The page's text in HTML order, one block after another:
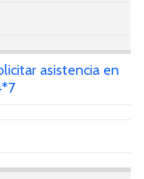
asistencia en